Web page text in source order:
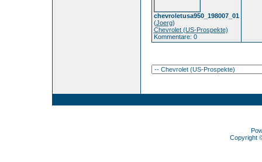
chevroletusa950_198007_01
(Joerg)
Chevrolet (US-Prospekte)
Kommentare: 0
Copyright